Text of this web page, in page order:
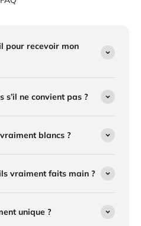
pour recevoir mon
ne convient pas ?
blancs ?
vraiment faits main ?
unique ?